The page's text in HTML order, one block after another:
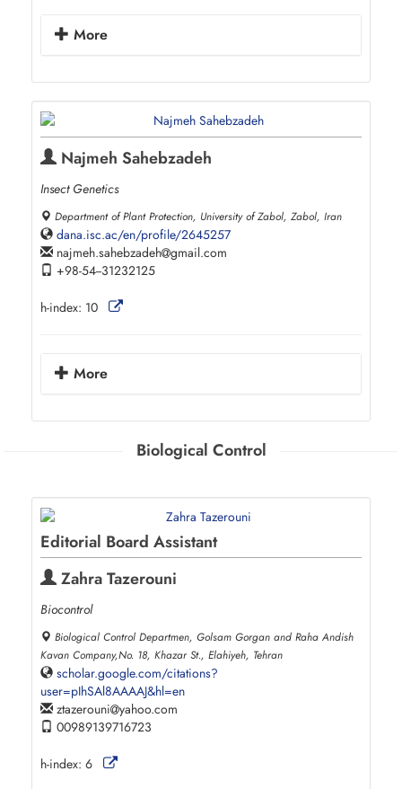
More
Najmeh Sahebzadeh
Insect Genetics
Department of Plant Protection, University of Zabol, Zabol, Iran
dana.isc.ac/en/profile/2645257
najmeh.sahebzadeh gmail.com
+98-54--31232125
h-index: 10
More
Biological Control
Editorial Board Assistant
Zahra Tazerouni
Biocontrol
Biological Control Departmen, Golsam Gorgan and Raha Andish
Kavan Company,No. 18, Khazar St., Elahiyeh, Tehran
scholar.google.com/citations?
user=pIhSAl8AAAAJ&hl=en
ztazerouni yahoo.com
00989139716723
h-index: 6